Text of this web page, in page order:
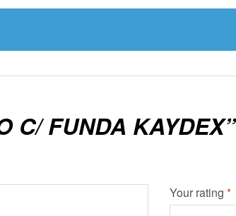
C/ FUNDA KAYDEX”
Your rating *